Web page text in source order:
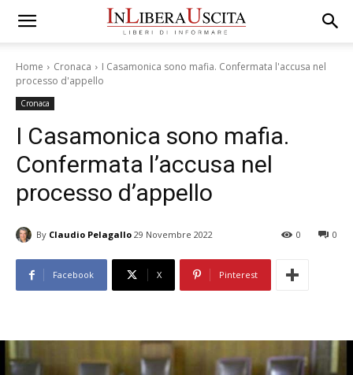
Home Cronaca
I Casamonica sono mafia. Confermata l'accusa nel
processo d'appello
Cronaca
I Casamonica sono mafia.
Confermata l’accusa nel
processo d’appello
By Claudio Pelagallo 29 Novembre 2022 0
0
Facebook X Pinterest